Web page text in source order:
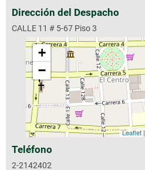
Dirección del Despacho
CALLE 11 # 5-67 Piso 3
+
−
Leaflet
Teléfono
2-2142402